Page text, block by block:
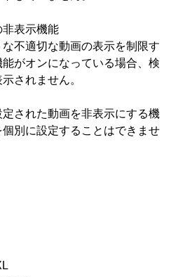
表示機能
不適切な動画の表示を制限す
がオンになっている場合、検
されません。
された動画を非表示にする機
別に設定することはできませ